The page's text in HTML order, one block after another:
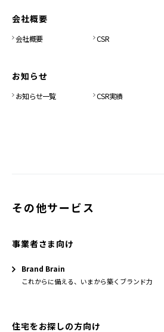
会社概要
会社概要 CSR
お知らせ
お知らせ一覧 CSR実績
その他サービス
事業者さま向け
Brand Brain
これからに備える、いまから築くブランド力
住宅をお探しの方向け